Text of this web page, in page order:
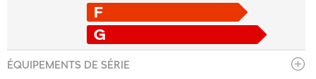
F
G
ÉQUIPEMENTS DE SÉRIE